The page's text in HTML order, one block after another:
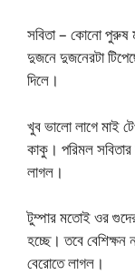
সবিতা – কোনো পুরুষ
দুজনে দুজনেরটা
দিলে।
খুব ভালো লাগে মাই
কাকু। পরিমল
লাগল।
টুম্পার মতোই ওর
হচ্ছে। তবে
বেরোতে লাগল।